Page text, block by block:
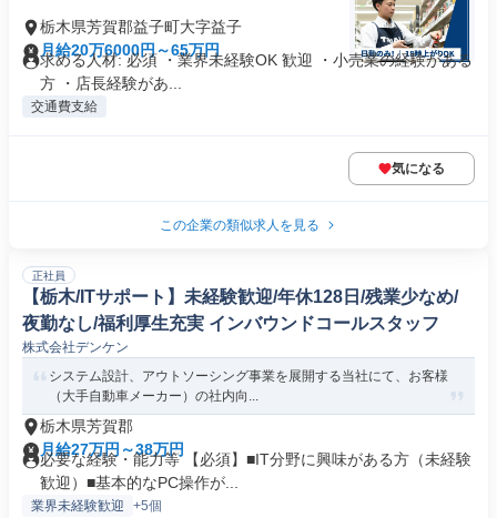
栃木県芳賀郡益子町大字益子
月給20万6000円～65万円
求める人材: 必須 ・業界未経験OK 歓迎 ・小売業の経験がある
方 ・店長経験があ...
交通費支給
気になる
この企業の類似求人を見る
正社員
【栃木/ITサポート】未経験歓迎/年休128日/残業少なめ/
夜勤なし/福利厚生充実 インバウンドコールスタッフ
株式会社デンケン
システム設計、アウトソーシング事業を展開する当社にて、お客様
（大手自動車メーカー）の社内向...
栃木県芳賀郡
月給27万円～38万円
必要な経験・能力等 【必須】■IT分野に興味がある方（未経験
歓迎）■基本的なPC操作が...
業界未経験歓迎 +5個